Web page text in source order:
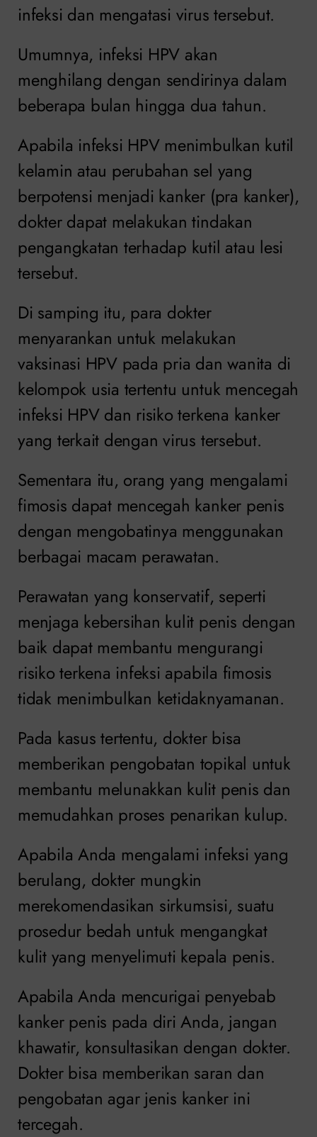
infeksi dan mengatasi virus tersebut.
Umumnya, infeksi HPV akan
menghilang dengan sendirinya dalam
beberapa bulan hingga dua tahun.
Apabila infeksi HPV menimbulkan kutil
kelamin atau perubahan sel yang
berpotensi menjadi kanker (pra kanker),
dokter dapat melakukan tindakan
pengangkatan terhadap kutil atau lesi
tersebut.
Di samping itu, para dokter
menyarankan untuk melakukan
vaksinasi HPV pada pria dan wanita di
kelompok usia tertentu untuk mencegah
infeksi HPV dan risiko terkena kanker
yang terkait dengan virus tersebut.
Sementara itu, orang yang mengalami
fimosis dapat mencegah kanker penis
dengan mengobatinya menggunakan
berbagai macam perawatan.
Perawatan yang konservatif, seperti
menjaga kebersihan kulit penis dengan
baik dapat membantu mengurangi
risiko terkena infeksi apabila fimosis
tidak menimbulkan ketidaknyamanan.
Pada kasus tertentu, dokter bisa
memberikan pengobatan topikal untuk
membantu melunakkan kulit penis dan
memudahkan proses penarikan kulup.
Apabila Anda mengalami infeksi yang
berulang, dokter mungkin
merekomendasikan sirkumsisi, suatu
prosedur bedah untuk mengangkat
kulit yang menyelimuti kepala penis.
Apabila Anda mencurigai penyebab
kanker penis pada diri Anda, jangan
khawatir, konsultasikan dengan dokter.
Dokter bisa memberikan saran dan
pengobatan agar jenis kanker ini
tercegah.